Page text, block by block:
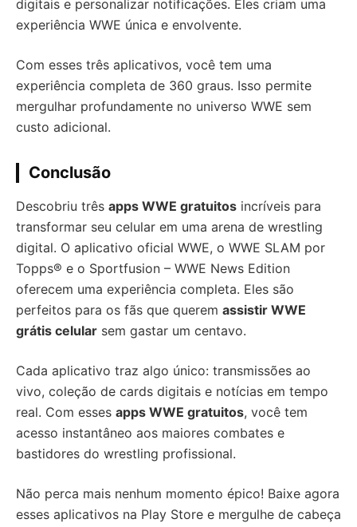
digitais e personalizar notificações. Eles criam uma
experiência WWE única e envolvente.
Com esses três aplicativos, você tem uma
experiência completa de 360 graus. Isso permite
mergulhar profundamente no universo WWE sem
custo adicional.
Conclusão
Descobriu três apps WWE gratuitos incríveis para
transformar seu celular em uma arena de wrestling
digital. O aplicativo oficial WWE, o WWE SLAM por
Topps® e o Sportfusion – WWE News Edition
oferecem uma experiência completa. Eles são
perfeitos para os fãs que querem assistir WWE
grátis celular sem gastar um centavo.
Cada aplicativo traz algo único: transmissões ao
vivo, coleção de cards digitais e notícias em tempo
real. Com esses apps WWE gratuitos, você tem
acesso instantâneo aos maiores combates e
bastidores do wrestling profissional.
Não perca mais nenhum momento épico! Baixe agora
esses aplicativos na Play Store e mergulhe de cabeça